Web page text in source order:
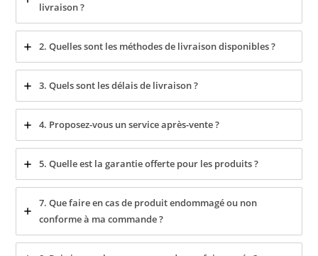
livraison ?
2. Quelles sont les méthodes de livraison disponibles ?
3. Quels sont les délais de livraison ?
4. Proposez-vous un service après-vente ?
5. Quelle est la garantie offerte pour les produits ?
7. Que faire en cas de produit endommagé ou non
conforme à ma commande ?